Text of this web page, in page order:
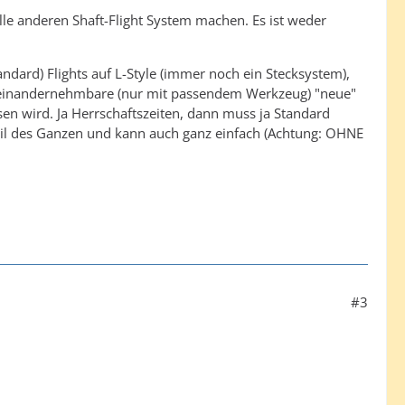
anderen Shaft-Flight System machen. Es ist weder
Flights auf L-Style (immer noch ein Stecksystem),
(nur mit passendem Werkzeug) "neue"
wird. Ja Herrschaftszeiten, dann muss ja Standard
Ganzen und kann auch ganz einfach (Achtung: OHNE
#3